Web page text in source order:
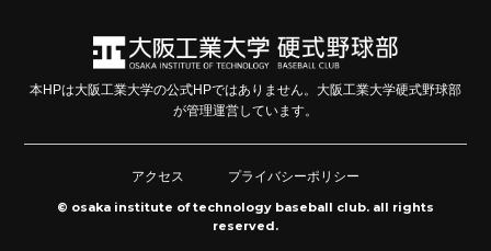
本HPは大阪工業大学の公式HPではありません。大阪工業大学硬式野球部
が管理運営しています。
アクセス
プライバシーポリシー
© osaka institute of technology baseball club. all rights
reserved.